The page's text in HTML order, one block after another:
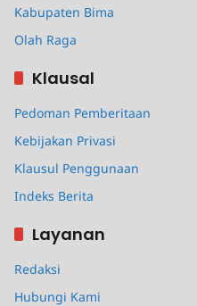
Kabupaten Bima
Olah Raga
Klausal
Pedoman Pemberitaan
Kebijakan Privasi
Klausul Penggunaan
Indeks Berita
Layanan
Redaksi
Hubungi Kami